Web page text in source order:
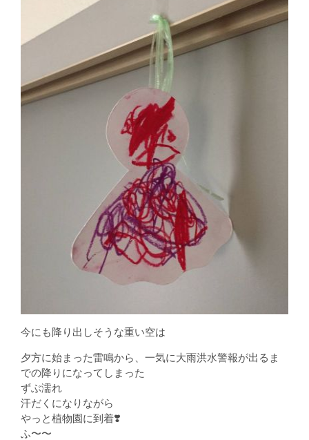
今にも降り出しそうな重い空は
夕方に始まった雷鳴から、一気に大雨洪水警報が出るま
での降りになってしまった
ずぶ濡れ
汗だくになりながら
やっと植物園に到着❣️
ふ〜〜